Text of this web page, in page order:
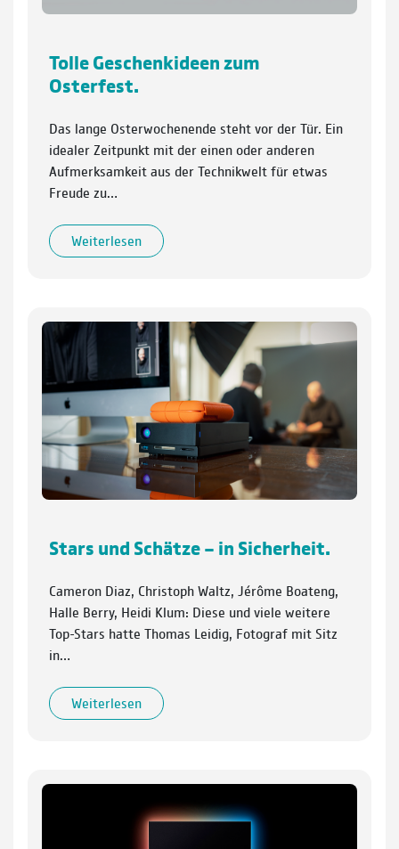
Tolle Geschenkideen zum
Osterfest.
Das lange Osterwochenende steht vor der Tür. Ein
idealer Zeitpunkt mit der einen oder anderen
Aufmerksamkeit aus der Technikwelt für etwas
Freude zu…
Weiterlesen
Stars und Schätze – in Sicherheit.
Cameron Diaz, Christoph Waltz, Jérôme Boateng,
Halle Berry, Heidi Klum: Diese und viele weitere
Top-Stars hatte Thomas Leidig, Fotograf mit Sitz
in…
Weiterlesen